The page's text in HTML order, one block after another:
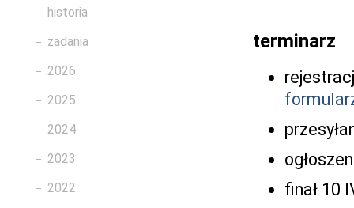
historia
zadania
2026
2025
2024
2023
2022
terminarz
finał 10